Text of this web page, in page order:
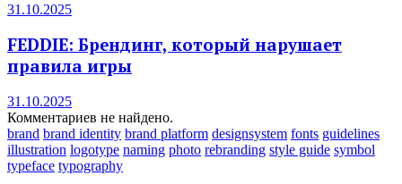
31.10.2025
FEDDIE: Брендинг, который нарушает
правила игры
31.10.2025
Комментариев не найдено.
brand brand identity brand platform designsystem fonts guidelines
illustration logotype naming photo rebranding style guide symbol
typeface typography